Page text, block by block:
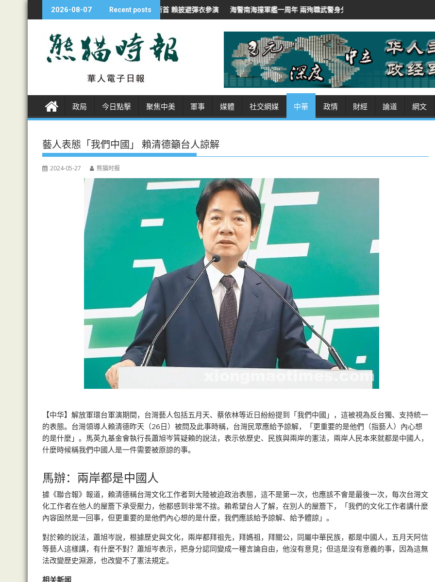
k
e
2026-08-07 Recent posts
漢光夜練防斬首 賴披避彈衣參演 海警南海撞軍艦一周年 兩殉職武警身分曝光 伊朗總統稱「非常難」聯絡最高領袖
政局 今日點擊 聚焦中美 軍事 媒體 社交網媒 中華 政情 財經 論道 網文
藝人表態「我們中國」 賴清德籲台人諒解
2024-05-27 熊猫时报
【中华】解放軍環台軍演期間，台灣藝人包括五月天、蔡依林等近日紛紛提到「我們中國」，這被視為反台獨、支持統一
的表態。台灣領導人賴清德昨天（26日）被問及此事時稱，台灣民眾應給予諒解，「更重要的是他們（指藝人）內心想
的是什麼」。馬英九基金會執行長蕭旭岑質疑賴的說法，表示依歷史、民族與兩岸的憲法，兩岸人民本來就都是中國人，
什麼時候稱我們中國人是一件需要被原諒的事。
馬辦：兩岸都是中國人
據《聯合報》報道，賴清德稱台灣文化工作者到大陸被迫政治表態，這不是第一次，也應該不會是最後一次，每次台灣文
化工作者在他人的屋簷下承受壓力，他都感到非常不捨。賴希望台人了解，在別人的屋簷下，「我們的文化工作者講什麼
內容固然是一回事，但更重要的是他們內心想的是什麼，我們應該給予諒解、給予體諒」。
對於賴的說法，蕭旭岑說，根據歷史與文化，兩岸都拜祖先，拜媽祖，拜關公，同屬中華民族，都是中國人，五月天阿信
等藝人這樣講，有什麼不對？蕭旭岑表示，把身分認同變成一種言論自由，他沒有意見；但這是沒有意義的事，因為這無
法改變歷史淵源，也改變不了憲法規定。
相关新闻